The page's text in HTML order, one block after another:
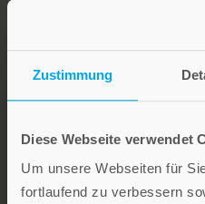
Zustimmung
Diese Webseite verwendet
Um unsere Webseiten für
fortlaufend zu verbessern
Lebensfreude in farbenfroher
Geschenke mit wohltuenden
werden. Grußkarten für
und Trauer.